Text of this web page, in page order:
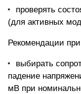
проверять
(для активных
Рекомендации
выбирать
падение
мВ при